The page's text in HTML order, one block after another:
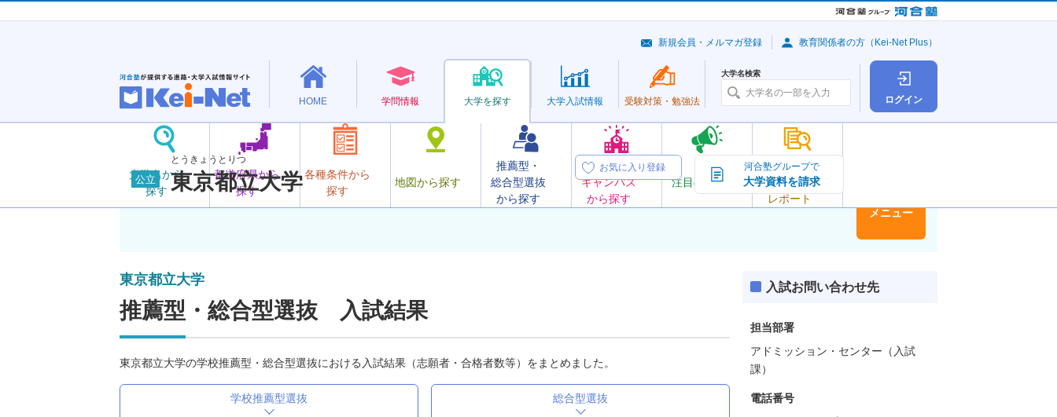
ログイン
HOME 学問情報 大学を探す
大学名から
探す
都道府県から
探す
各種条件から
探す
地図から探す
推薦型・
総合型選抜
から探す
オープン
キャンパス
から探す
注目の大学
大学の今
トピック＆
レポート
大学入試情報 受験対策・ 勉強法
大学名検索
新規会員・メルマガ登録 教育関係者の方（Kei-Net Plus）
公立
とうきょうとりつ
東京都立大学
お気に入り登録 河合塾グループで
大学資料を請求
メニュー
東京都立大学
推薦型・総合型選抜 入試結果
東京都立大学の学校推薦型・総合型選抜における入試結果（志願者・合格者数等）をまとめました。
学校推薦型選抜 総合型選抜
入試お問い合わせ先
担当部署
アドミッション・センター（入試
課）
電話番号